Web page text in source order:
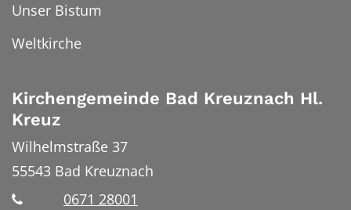
Unser Bistum
Weltkirche
Kirchengemeinde Bad Kreuznach Hl.
Kreuz
Wilhelmstraße 37
55543 Bad Kreuznach
0671 28001